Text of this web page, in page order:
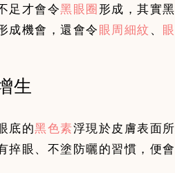
足才會令黑眼圈形成，其實
成機會，還會令眼周細紋、
生
底的黑色素浮現於皮膚表面
捽眼、不塗防曬的習慣，便